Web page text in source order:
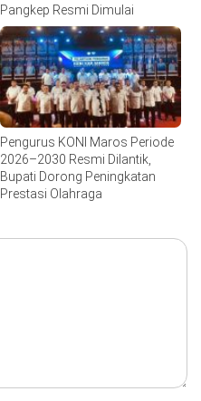
Pangkep Resmi Dimulai
Pengurus KONI Maros Periode
2026–2030 Resmi Dilantik,
Bupati Dorong Peningkatan
Prestasi Olahraga